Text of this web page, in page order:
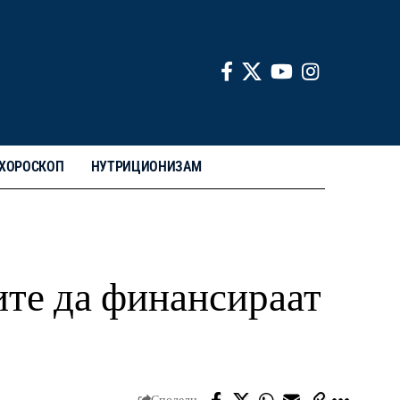
НУТРИЦИОНИЗАМ
да финансираат